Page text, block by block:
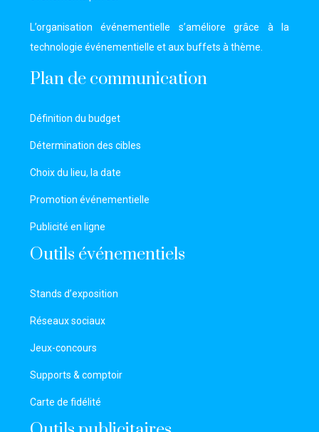
L’organisation événementielle s’améliore grâce à la
technologie événementielle et aux buffets à thème.
Plan de communication
Définition du budget
Détermination des cibles
Choix du lieu, la date
Promotion événementielle
Publicité en ligne
Outils événementiels
Stands d’exposition
Réseaux sociaux
Jeux-concours
Supports & comptoir
Carte de fidélité